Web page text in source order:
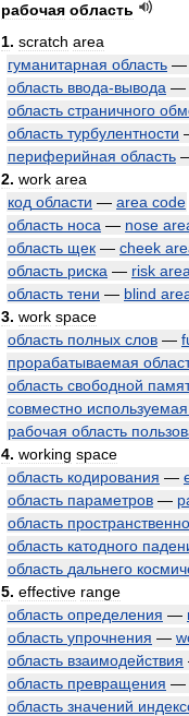
рабочая область
1. scratch area
гуманитарная область —
область ввода-вывода —
область страничного
область турбулентности
периферийная область
2. work area
код области — area code
область носа — nose
область щек — cheek
область риска — risk area
область тени — blind
3. work space
область полных слов —
прорабатываемая
область свободной
совместно используемая
рабочая область
4. working space
область кодирования —
область параметров —
область
область катодного
область дальнего
5. effective range
область определения —
область упрочнения —
область взаимодействия
область превращения —
область значений